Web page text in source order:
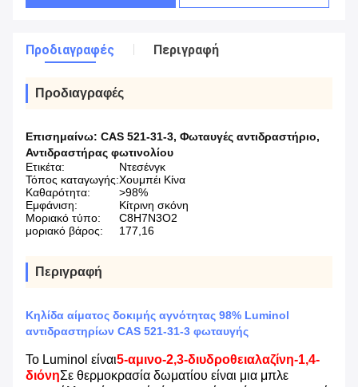
Προδιαγραφές Περιγραφή
Προδιαγραφές
Επισημαίνω: CAS 521-31-3, Φωταυγές αντιδραστήριο,
Αντιδραστήρας φωτινολίου
Ετικέτα:
Ντεσένγκ
Τόπος καταγωγής:Χουμπέι Κίνα
Καθαρότητα:
>98%
Εμφάνιση:
Κίτρινη σκόνη
Μοριακό τύπο:
C8H7N3O2
μοριακό βάρος:
177,16
Περιγραφή
Κηλίδα αίματος δοκιμής αγνότητας 98% Luminol
αντιδραστηρίων CAS 521-31-3 φωταυγής
Το Luminol είναι5-αμινο-2,3-διυδροθειαλαζίνη-1,4-
διόνηΣε θερμοκρασία δωματίου είναι μια μπλε